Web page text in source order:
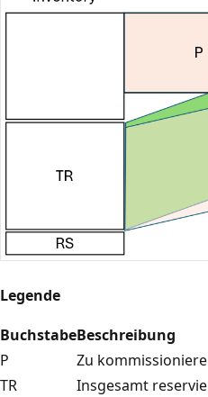
Legende
BuchstabeBeschreibung
P
Zu
TR
Insgesamt